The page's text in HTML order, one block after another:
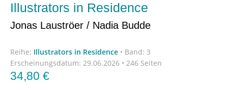
Illustrators in Residence
Jonas Lauströer / Nadia Budde
Reihe: Illustrators in Residence • Band: 3
Erscheinungsdatum: 29.06.2026 • 246 Seiten
34,80 €